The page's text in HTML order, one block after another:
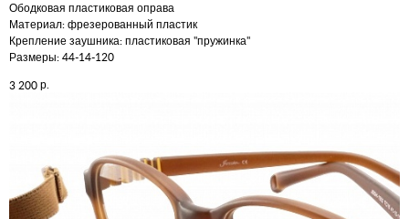
Ободковая пластиковая оправа
Материал: фрезерованный пластик
Крепление заушника: пластиковая "пружинка"
Размеры: 44-14-120
3 200р.